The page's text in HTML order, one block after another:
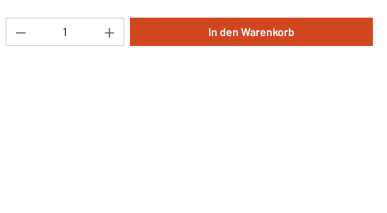
Produkt Anzahl: Gib den gewünschten Wert ein
In den Warenkorb